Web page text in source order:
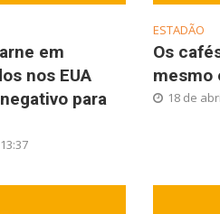
em
nos EUA
para
ESTADÃO
Os
mesmo
18 de